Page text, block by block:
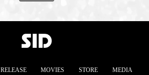
RELEASE MOVIES STORE MEDIA